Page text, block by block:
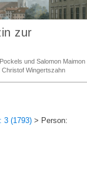
zur
und Salomon Maimon
Christof Wingertszahn
3 (1793) > Person: